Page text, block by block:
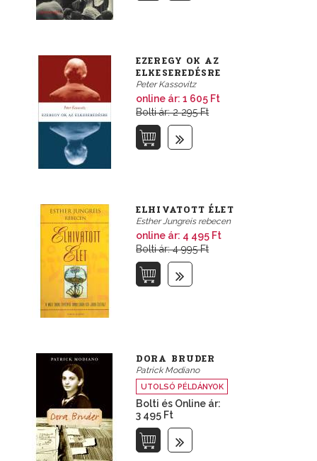
EZEREGY OK AZ
ELKESEREDÉSRE
Peter Kassovitz
online ár:1 605 Ft
Bolti ár: 2 295 Ft
ELHIVATOTT ÉLET
Esther Jungreis rebecen
online ár: 4 495 Ft
Bolti ár: 4 995 Ft
DORA BRUDER
Patrick Modiano
UTOLSÓ PÉLDÁNYOK
Bolti és Online ár:
3 495 Ft